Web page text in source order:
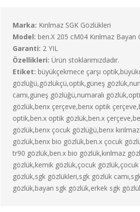
Marka: Kırılmaz SGK Gözlükleri
Model: ben.X 205 cM04 Kırılmaz Bayan
Garanti: 2 YIL
Özellikleri: Ürün stoklarımızdadır.
Etiket: büyükçekmece çarşı
gözlüğü,gözlükçü,optik,güneş
camı,güneş gözlüğü,numaralı
gözlük,benx çerçeve,benx optik
optik,ben.x optik gözlük,ben.x
gözlük,benx çocuk gözlüğü,benx
gözlük,benx bio gözlük,ben.x çocuk
tr90 gözlük,ben.x bio gözlük,kırılmaz
gözlük,kemik gözlük,çocuk
gözlük,sgk gözlükleri,sgk gözlük
gözlük,bayan sgk gözlük,erkek sgk